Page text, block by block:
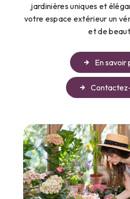
jardinières uniques et
votre espace extérieur un
et de
En savoir